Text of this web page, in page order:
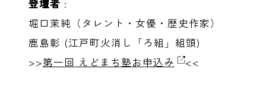
登壇者 :
堀口茉純（タレント・女優・歴史作家）
鹿島彰 (江戸町火消し「ろ組」組頭)
>>第一回 えどまち塾お申込み <<